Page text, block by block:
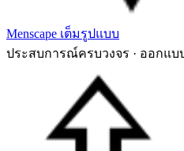
Menscape เต็มรูปแบบ
ประสบการณ์ครบวงจร · ออกแ